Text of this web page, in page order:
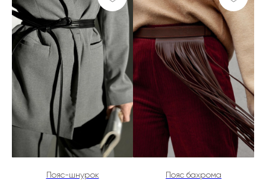
Пояс-шнурок Пояс бахрома